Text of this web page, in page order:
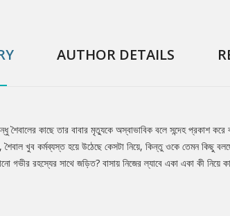
AUTHOR DETAILS
শৈবালের কাছে তার বাবার মৃত্যুকে অস্বাভাবিক বলে সন্দেহ প্রকাশ
খুব কর্মব্যস্ত হয়ে উঠেছে কেসটা নিয়ে, কিন্তু ওকে তেমন কিছু
রহস্যের সাথে জড়িত? বাসায় নিজের ল্যাবে একা একা কী নিয়ে